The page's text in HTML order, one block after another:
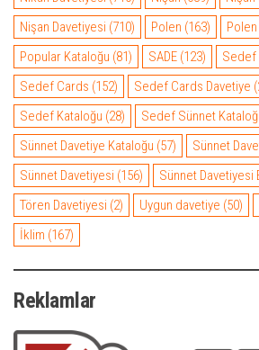
Nişan Davetiyesi (710) Polen (163)
Popular Kataloğu (81) SADE (123) Sedef
Sedef Cards (152) Sedef Cards Davetiye
Sedef Kataloğu (28) Sedef Sünnet
Sünnet Davetiye Kataloğu (57) Sünnet
Sünnet Davetiyesi (156) Sünnet Davetiyesi
Tören Davetiyesi (2) Uygun davetiye (50)
İklim (167)
Reklamlar